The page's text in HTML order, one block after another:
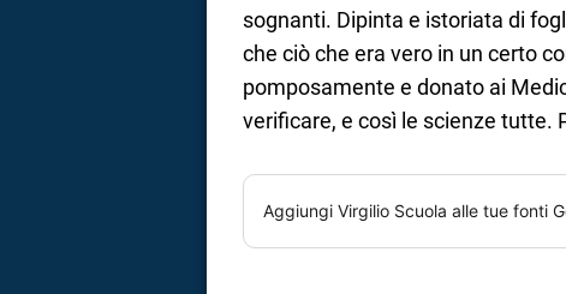
sognanti. Dipinta e istoriata di
che ciò che era vero in un certo
pomposamente e donato ai
verificare, e così le scienze tutte.
Aggiungi Virgilio Scuola alle tue fonti